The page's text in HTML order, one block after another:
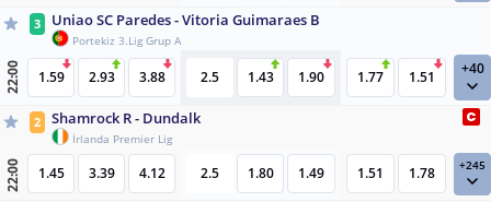
3 Uniao SC Paredes - Vitoria Guimaraes B
Portekiz 3.Lig Grup A
22:00 1.59 2.93 3.88 2.5 1.43 1.90 1.77 1.51 +40
2 Shamrock R - Dundalk
İrlanda Premier Lig
22:00 1.45 3.39 4.12 2.5 1.80 1.49 1.51 1.78 +245